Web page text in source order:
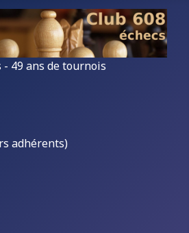
- 49 ans de tournois
adhérents)